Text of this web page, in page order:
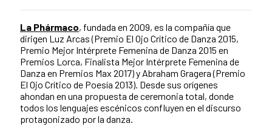
La Phármaco, fundada en 2009, es la compañía que
dirigen Luz Arcas (Premio El Ojo Crítico de Danza 2015,
Premio Mejor Intérprete Femenina de Danza 2015 en
Premios Lorca, Finalista Mejor Intérprete Femenina de
Danza en Premios Max 2017) y Abraham Gragera (Premio
El Ojo Crítico de Poesía 2013). Desde sus orígenes
ahondan en una propuesta de ceremonia total, donde
todos los lenguajes escénicos confluyen en el discurso
protagonizado por la danza.